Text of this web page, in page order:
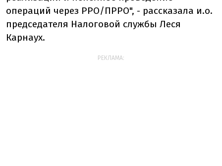
операций через РРО/ПРРО", - рассказала и.о.
председателя Налоговой службы Леся
Карнаух.
РЕКЛАМА: